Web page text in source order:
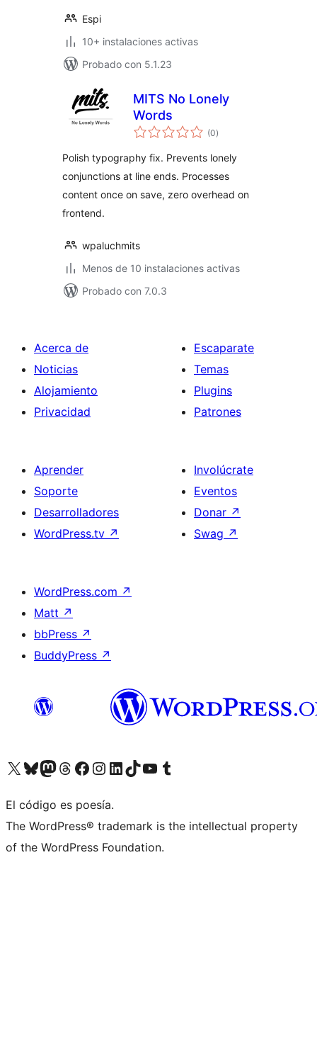
Espi
10+ instalaciones activas
Probado con 5.1.23
MITS No Lonely
Words
(0valoraciones
en
)
Polish typography fix. Prevents lonely
conjunctions at line ends. Processes
content once on save, zero overhead on
frontend.
wpaluchmits
Menos de 10 instalaciones activas
Probado con 7.0.3
Acerca de
Noticias
Alojamiento
Privacidad
Escaparate
Temas
Plugins
Patrones
Aprender
Soporte
Desarrolladores
WordPress.tv ↗
Involúcrate
Eventos
Donar ↗
Swag ↗
WordPress.com ↗
Matt ↗
bbPress ↗
BuddyPress ↗
Visita nuestra cuenta de X (anteriormente Twitter)
Visita nuestra cuenta de Bluesky
Visita nuestra cuenta de Mastodon
Visita nuestra cuenta de Threads
Visita nuestra página de Facebook
Visita nuestra cuenta de Instagram
Visita nuestra cuenta de LinkedIn
Visita nuestra cuenta de TikTok
Visita nuestro canal de YouTube
Visita nuestra cuenta de Tumblr
El código es poesía.
The WordPress® trademark is the intellectual property
of the WordPress Foundation.